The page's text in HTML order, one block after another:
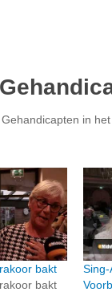
in
bakt
bakt